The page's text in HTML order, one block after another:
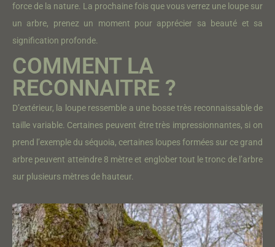
force de la nature. La prochaine fois que vous verrez une loupe sur
un arbre, prenez un moment pour apprécier sa beauté et sa
signification profonde.
COMMENT LA
RECONNAITRE ?
D’extérieur, la loupe ressemble a une bosse très reconnaissable de
taille variable. Certaines peuvent être très impressionnantes, si on
prend l’exemple du séquoia, certaines loupes formées sur ce grand
arbre peuvent atteindre 8 mètre et englober tout le tronc de l’arbre
sur plusieurs mètres de hauteur.